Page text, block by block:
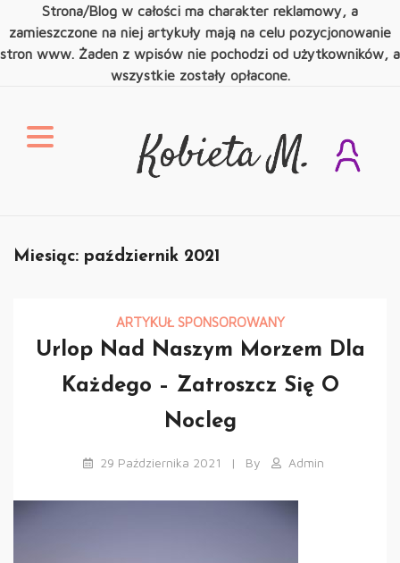
Strona/Blog w całości ma charakter reklamowy, a
zamieszczone na niej artykuły mają na celu pozycjonowanie
stron www. Żaden z wpisów nie pochodzi od użytkowników, a
wszystkie zostały opłacone.
content
Miesiąc: październik 2021
ARTYKUŁ SPONSOROWANY
Urlop Nad Naszym Morzem Dla
Każdego – Zatroszcz Się O
Nocleg
29 Października 2021 By Admin